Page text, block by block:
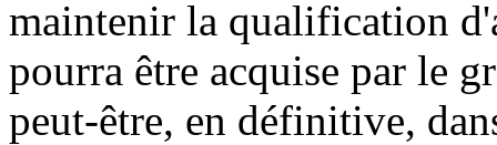
maintenir la qualification
pourra être acquise par le
peut-être, en définitive,